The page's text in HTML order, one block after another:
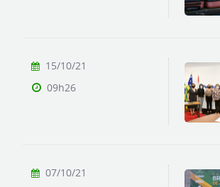
15/10/21
09h26
07/10/21